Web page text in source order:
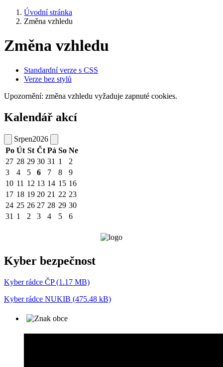
Úvodní stránka
Změna vzhledu
Změna vzhledu
Standardní verze s CSS
Verze bez stylů
Upozornění: změna vzhledu vyžaduje zapnuté cookies.
Kalendář akcí
Srpen2026
Po Út St Čt Pá So Ne
27 28 29 30 31 1
2
3
4 5 6 7 8
9
10 11 12 13 14 15 16
17 18 19 20 21 22 23
24 25 26 27 28 29 30
31 1 2 3 4 5 6
Kyber bezpečnost
Kyber rádce ČP (1.17 MB)
Kyber rádce NUKIB (475.48 kB)